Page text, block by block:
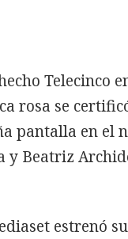
Telecinco
rosa se
pantalla en el
y Beatriz
estrenó